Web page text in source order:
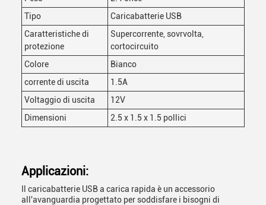
Tipo
Caricabatterie USB
Caratteristiche di
protezione
Supercorrente, sovrvolta,
cortocircuito
Colore
Bianco
corrente di uscita
1.5A
Voltaggio di uscita
12V
Dimensioni
2.5 x 1.5 x 1.5 pollici
Applicazioni:
Il caricabatterie USB a carica rapida è un accessorio
all'avanguardia progettato per soddisfare i bisogni di